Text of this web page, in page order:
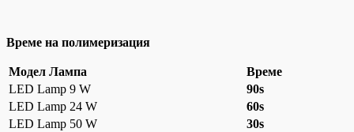
Време на полимеризация
Модел Лампа
Време
LED Lamp 9 W
90s
LED Lamp 24 W
60s
LED Lamp 50 W
30s